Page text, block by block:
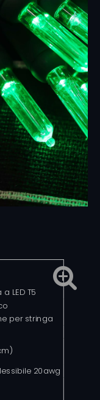
LED T5
per stringa
20awg